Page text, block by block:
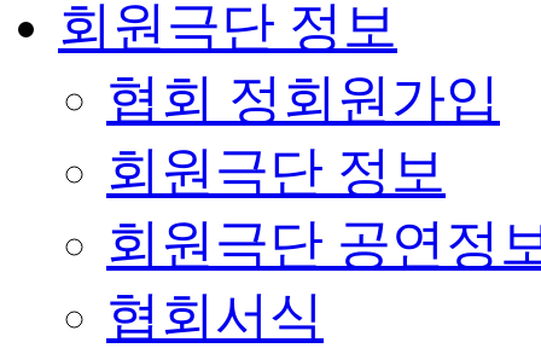
회원극단 정보
협회 정회원가입
회원극단 정보
회원극단 공연정
협회서식